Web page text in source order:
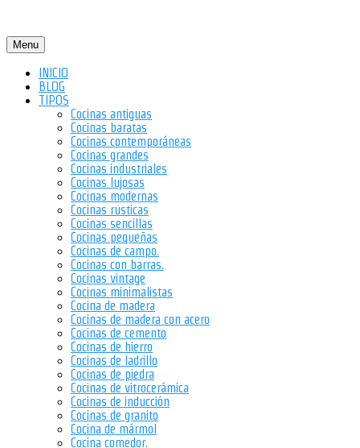
Menu
INICIO
BLOG
TIPOS
Cocinas antiguas
Cocinas baratas
Cocinas contemporáneas
Cocinas grandes
Cocinas industriales
Cocinas lujosas
Cocinas modernas
Cocinas rusticas
Cocinas sencillas
Cocinas pequeñas
Cocinas de campo.
Cocinas con barras.
Cocinas vintage
Cocinas minimalistas
Cocina de madera
Cocinas de madera con acero
Cocinas de cemento
Cocinas de hierro
Cocinas de ladrillo
Cocinas de piedra
Cocinas de vitrocerámica
Cocinas de inducción
Cocinas de granito
Cocina de mármol
Cocina comedor.